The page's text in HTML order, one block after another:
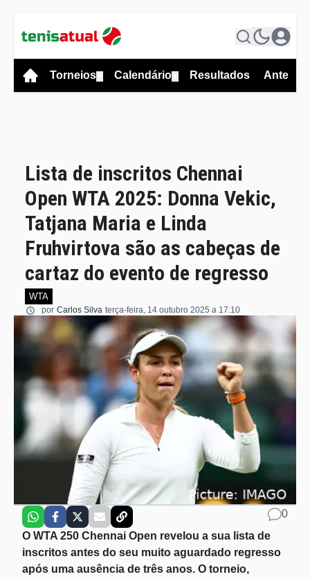
Torneios Calendário Resultados
Lista de inscritos Chennai
Open WTA 2025: Donna Vekic,
Tatjana Maria e Linda
Fruhvirtova são as cabeças de
cartaz do evento de regresso
WTA
por Carlos Silva terça-feira, 14 outubro 2025 a 17:10
0
O WTA 250 Chennai Open revelou a sua lista de
inscritos antes do seu muito aguardado regresso
após uma ausência de três anos. O torneio,